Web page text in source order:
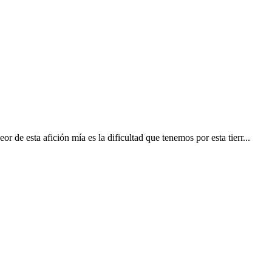
de esta afición mía es la dificultad que tenemos por esta tierr...